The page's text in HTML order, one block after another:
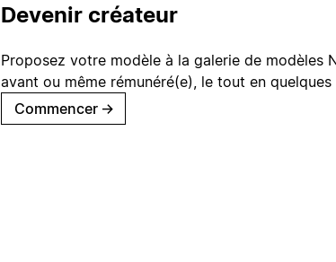
Devenir créateur
Proposez votre modèle à la galerie de modèles
avant ou même rémunéré(e), le tout en
Commencer →